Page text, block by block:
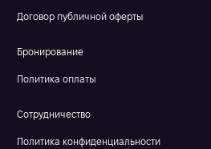
Договор публичной оферты
Бронирование
Политика оплаты
Сотрудничество
Политика конфиденциальности